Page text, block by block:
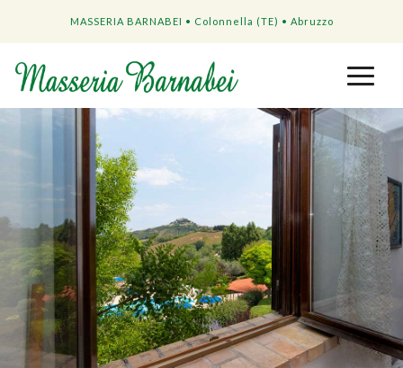
MASSERIA BARNABEI • Colonnella (TE) • Abruzzo